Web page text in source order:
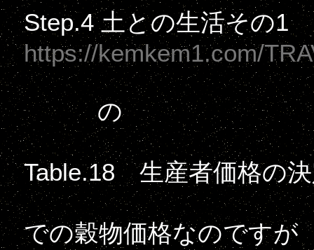
Step.4 土との生活その1
https://kemkem1.com/
の
Table.18 生産者価格の
での穀物価格なのですが